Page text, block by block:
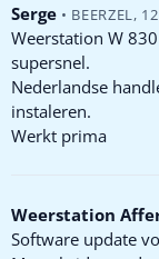
Serge • BEERZEL,
Weerstation W
supersnel.
Nederlandse
instaleren.
Werkt prima
Weerstation
Software update